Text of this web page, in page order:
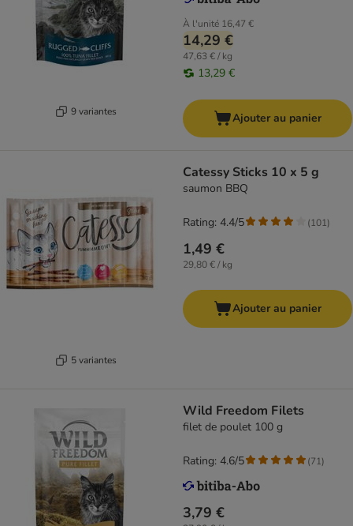
9 variantes
À l'unité 16,47 €
14,29 €
47,63 € / kg
13,29 €
Ajouter au panier
5 variantes
Catessy Sticks 10 x 5 g
saumon BBQ
1,49 €
29,80 € / kg
Rating: 4.4/5 (101)
Ajouter au panier
Wild Freedom Filets
filet de poulet 100 g
3,79 €
Rating: 4.6/5 (71)